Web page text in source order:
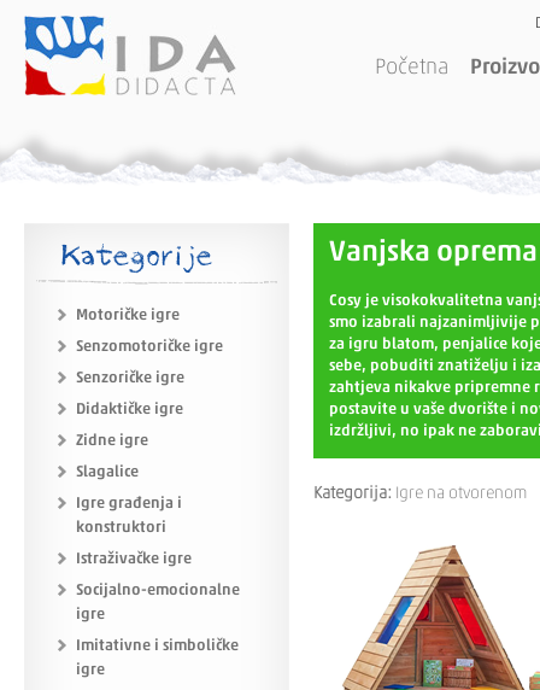
Početna
Kategorije
Motoričke igre
Senzomotoričke igre
Senzoričke igre
Didaktičke igre
Zidne igre
Slagalice
Igre građenja i
konstruktori
Istraživačke igre
Socijalno-emocionalne
igre
Imitativne i simboličke
igre
Vanjska oprema
Cosy je visokokvalitetna
smo izabrali najzanimljivije
za igru blatom, penjalice
sebe, pobuditi znatiželju i
zahtjeva nikakve pripremne
postavite u vaše dvorište i
izdržljivi, no ipak ne
Kategorija: Igre na otvorenom